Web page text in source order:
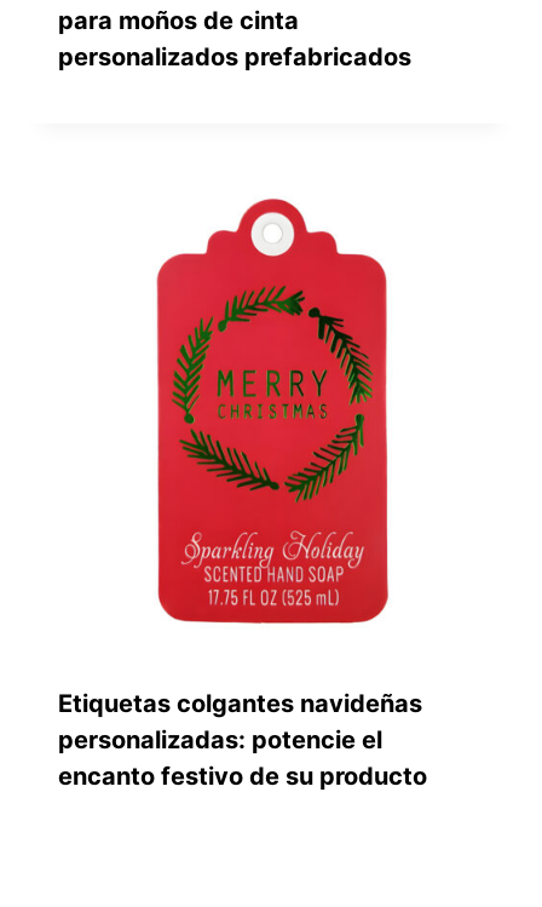
para moños de cinta
personalizados prefabricados
Etiquetas colgantes navideñas
personalizadas: potencie el
encanto festivo de su producto